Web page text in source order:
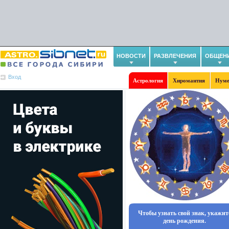
НОВОСТИ РАЗВЛЕЧЕНИЯ
Вход
Астрология Хиромантия
Чтобы узнать свой знак,
день рождения.